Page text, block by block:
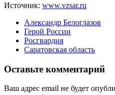
Источник: www.vzsar.ru
Александр Белоглазов
Герой России
Росгвардия
Саратовская область
Оставьте комментарий
Ваш адрес email не будет